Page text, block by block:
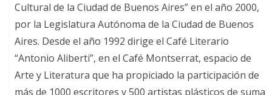
Cultural de la Ciudad de Buenos Aires” en el año 2000,
por la Legislatura Autónoma de la Ciudad de Buenos
Aires. Desde el año 1992 dirige el Café Literario
“Antonio Aliberti”, en el Café Montserrat, espacio de
Arte y Literatura que ha propiciado la participación de
más de 1000 escritores y 500 artistas plásticos de suma